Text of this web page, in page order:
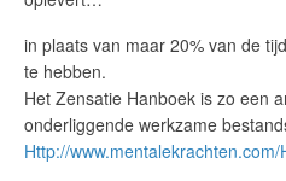
in plaats van maar 20% van de
te hebben.
Het Zensatie Hanboek is zo een
onderliggende werkzame
Http://